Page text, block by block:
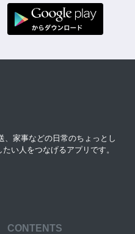
家事などの日常のちょっとし
い人をつなげるアプリです。
CONTENTS